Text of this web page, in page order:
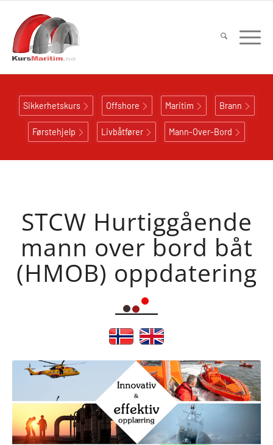
Sikkerhetskurs Offshore Maritim Brann
Førstehjelp Livbåtfører Mann-Over-Bord
STCW Hurtiggående
mann over bord båt
(HMOB) oppdatering